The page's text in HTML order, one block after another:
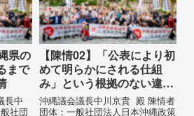
県の
まで
長中
社団
【陳情02】「公表により初
めて明らかにされる仕組
み」という根拠のない違法
運用の指摘と条例運用の停
止を求める陳情書
沖縄議会議長中川京貴 殿 陳情者
団体：一般社団法人日本沖縄政策